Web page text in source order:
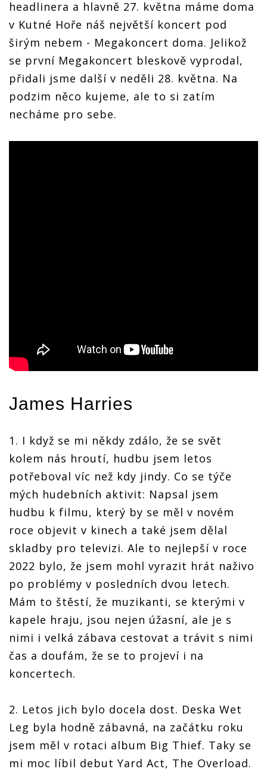
headlinera a hlavně 27. května máme doma
v Kutné Hoře náš největší koncert pod
širým nebem - Megakoncert doma. Jelikož
se první Megakoncert bleskově vyprodal,
přidali jsme další v neděli 28. května. Na
podzim něco kujeme, ale to si zatím
necháme pro sebe.
James Harries
1. I když se mi někdy zdálo, že se svět
kolem nás hroutí, hudbu jsem letos
potřeboval víc než kdy jindy. Co se týče
mých hudebních aktivit: Napsal jsem
hudbu k filmu, který by se měl v novém
roce objevit v kinech a také jsem dělal
skladby pro televizi. Ale to nejlepší v roce
2022 bylo, že jsem mohl vyrazit hrát naživo
po problémy v posledních dvou letech.
Mám to štěstí, že muzikanti, se kterými v
kapele hraju, jsou nejen úžasní, ale je s
nimi i velká zábava cestovat a trávit s nimi
čas a doufám, že se to projeví i na
koncertech.
2. Letos jich bylo docela dost. Deska Wet
Leg byla hodně zábavná, na začátku roku
jsem měl v rotaci album Big Thief. Taky se
mi moc líbil debut Yard Act, The Overload.